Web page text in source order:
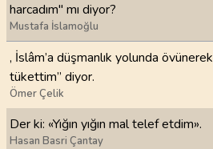
harcadım" mı diyor?
Mustafa İslamoğlu
, İslâm’a düşmanlık yolunda övünerek:
tükettim” diyor.
Ömer Çelik
Der ki: «Yığın yığın mal telef etdim».
Hasan Basri Çantay